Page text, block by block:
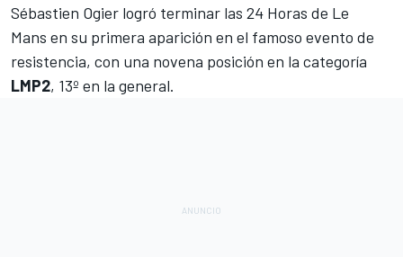
Sébastien Ogier logró terminar las 24 Horas de Le
Mans en su primera aparición en el famoso evento de
resistencia, con una novena posición en la categoría
LMP2, 13º en la general.